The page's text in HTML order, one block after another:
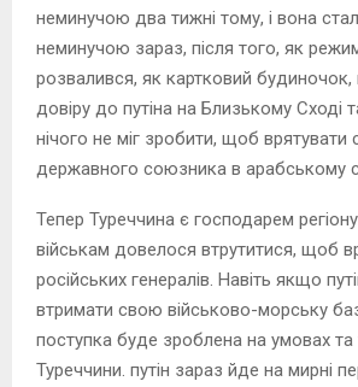
неминучою два тижні тому, і вона
неминучою зараз, після того, як
розвалився, як картковий будиночок,
довіру до путіна на Близькому Сході
нічого не міг зробити, щоб врятувати
державного союзника в арабському
Тепер Туреччина є господарем
військам довелося втрутитися, щоб
російських генералів. Навіть якщо
втримати свою військово-морську
поступка буде зроблена на умовах та
Туреччини. путін зараз йде на мирні